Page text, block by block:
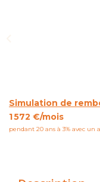
Simulation de
1 572 €/mois
pendant 20 ans à 3% avec un